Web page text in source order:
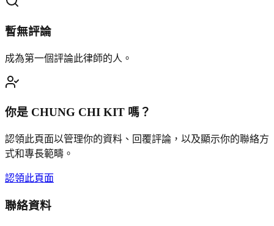
暫無評論
成為第一個評論此律師的人。
你是 CHUNG CHI KIT 嗎？
認領此頁面以管理你的資料、回覆評論，以及顯示你的聯絡方
式和專長範疇。
認領此頁面
聯絡資料